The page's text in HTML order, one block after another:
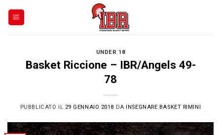
UNDER 18
Basket Riccione – IBR/Angels 49-
78
PUBBLICATO IL 29 GENNAIO 2018 DAINSEGNARE BASKET RIMINI